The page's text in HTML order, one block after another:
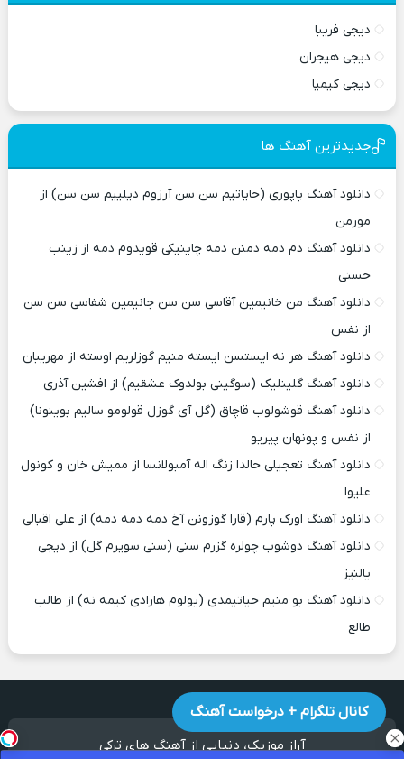
دیجی فریبا
دیجی هیجران
دیجی کیمیا
جدیدترین آهنگ ها
دانلود آهنگ پاپوری (حایاتیم سن سن آرزوم دیلییم سن سن) از
مورمن
دانلود آهنگ دم دمه دمنن دمه چاینیکی قویدوم دمه از زینب
حسنی
دانلود آهنگ من خانیمین آقاسی سن سن جانیمین شفاسی سن سن
از نفس
دانلود آهنگ هر نه ایستسن ایسته منیم گوزلریم اوسته از مهریبان
دانلود آهنگ گلینلیک (سوگینی بولدوک عشقیم) از افشین آذری
دانلود آهنگ قوشولوب قاچاق (گل آی گوزل قولومو سالیم بوینونا)
از نفس و پونهان پیریو
دانلود آهنگ تعجیلی حالدا زنگ اله آمبولانسا از ممیش خان و کونول
علیوا
دانلود آهنگ اورک پارم (قارا گوزونن آخ دمه دمه دمه) از علی اقبالی
دانلود آهنگ دوشوب چولره گزرم سنی (سنی سویرم گل) از دیجی
یالنیز
دانلود آهنگ بو منیم حیاتیمدی (یولوم هارادی کیمه نه) از طالب
طالع
آراز موزیک، دنیایی از آهنگ های ترکی
کانال تلگرام + درخواست آهنگ